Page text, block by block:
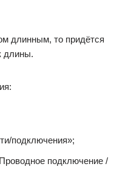
длинным, то придётся
длины.
подключения»;
подключение /